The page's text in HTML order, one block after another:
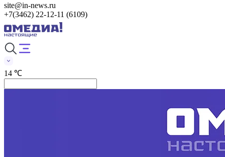
site@in-news.ru
+7(3462) 22-12-11 (6109)
14 ℃